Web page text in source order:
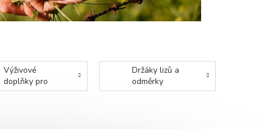
Výživové
doplňky pro
koně
Držáky lizů a
odměrky